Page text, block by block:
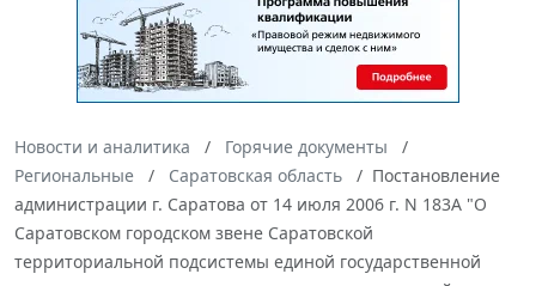
Новости и аналитика
Горячие документы
Региональные
Саратовская область
Постановление
администрации г. Саратова от 14 июля 2006 г. N 183А "О
Саратовском городском звене Саратовской
территориальной подсистемы единой государственной